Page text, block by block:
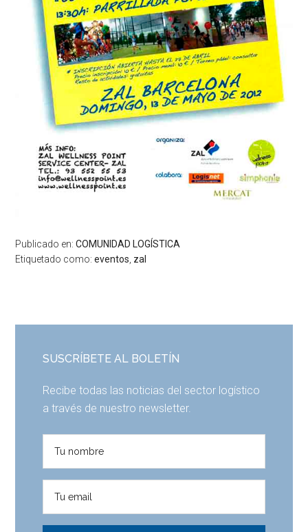
Publicado en:COMUNIDAD LOGÍSTICA
Etiquetado como:eventos, zal
SUSCRÍBETE AL BOLETÍN
Recibe todas las noticias del sector logístico
a través de nuestro newsletter.